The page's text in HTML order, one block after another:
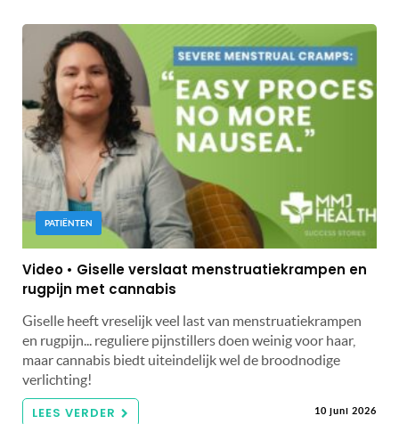
PATIËNTEN
Video • Giselle verslaat menstruatiekrampen en
rugpijn met cannabis
Giselle heeft vreselijk veel last van menstruatiekrampen
en rugpijn... reguliere pijnstillers doen weinig voor haar,
maar cannabis biedt uiteindelijk wel de broodnodige
verlichting!
LEES VERDER 10 juni 2026